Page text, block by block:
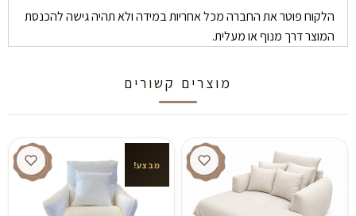
הלקוח פוטר את החברה מכל אחריות במידה ולא תהיה גישה להכנסת
המוצר דרך מנוף או מעלית.
מוצרים קשורים
מבצע!